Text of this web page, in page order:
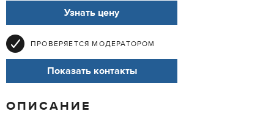
Узнать цену
ПРОВЕРЯЕТСЯ МОДЕРАТОРОМ
Показать контакты
ОПИСАНИЕ